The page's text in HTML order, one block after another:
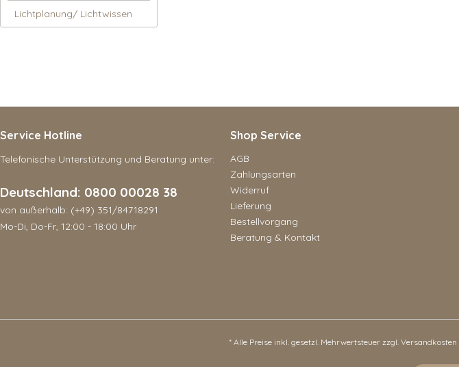
Lichtplanung/ Lichtwissen
Service Hotline
Telefonische Unterstützung und Beratung unter:
Deutschland: 0800 00028 38
von außerhalb: (+49) 351/84718291
Mo-Di, Do-Fr, 12:00 - 18:00 Uhr
Shop Service
AGB
Zahlungsarten
Widerruf
Lieferung
Bestellvorgang
Beratung & Kontakt
* Alle Preise inkl. gesetzl. Mehrwertsteuer zzgl. Versandkosten